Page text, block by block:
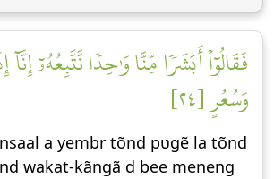
فَقَالُوٓاْ أَبَشَرٗا مِّنَّا وَٰحِدٗا نَّتَّبِعُهُۥٓ
وَسُعُرٍ [٢٤]
a yembr tõnd pʋgẽ la tõnd
wakat-kãngã d bee meneng